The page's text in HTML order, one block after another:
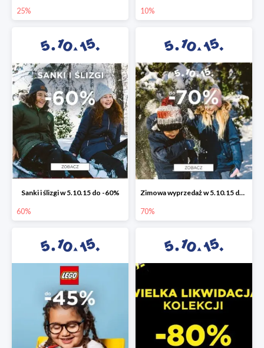
25% 10%
Sanki i ślizgi w 5.10.15 do -60%
60%
Zimowa wyprzedaż w 5.10.15 do -70%
70%